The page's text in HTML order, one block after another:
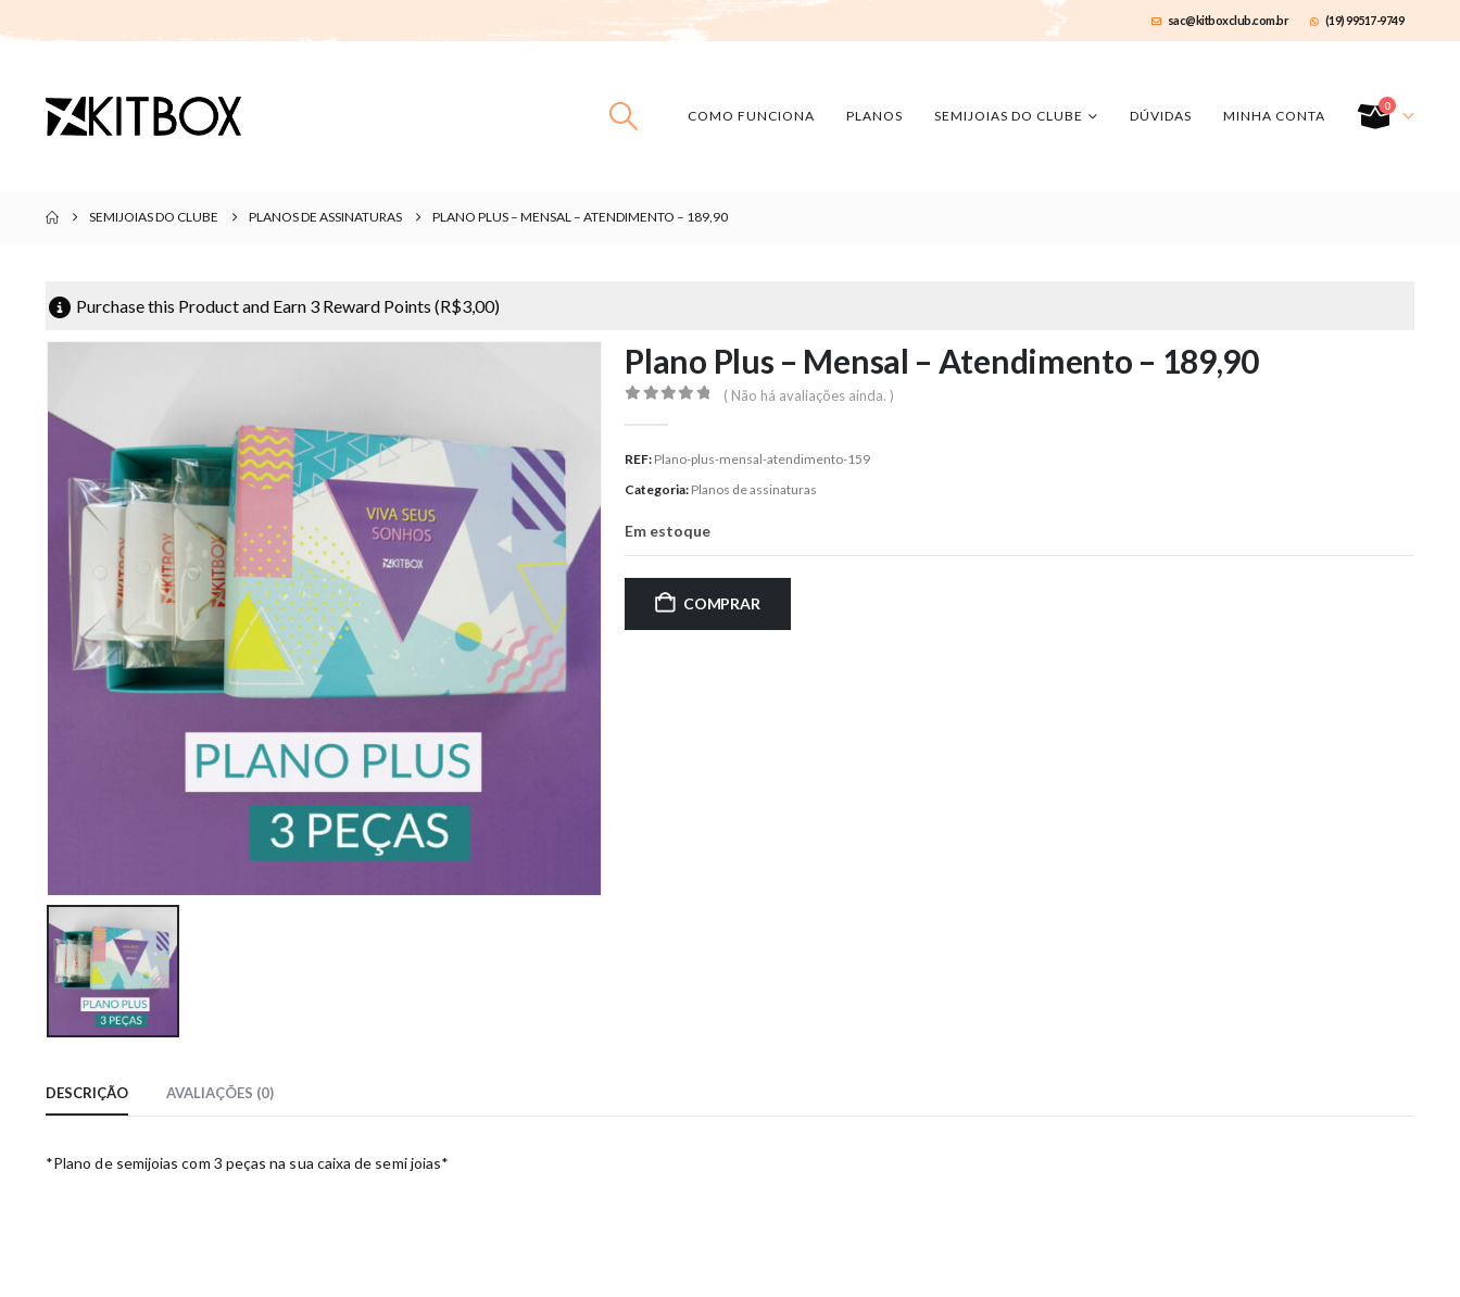
sac@kitboxclub.com.br (19) 99517-9749
COMO FUNCIONA PLANOS SEMIJOIAS DO CLUBE DÚVIDAS MINHA CONTA
0
SEMIJOIAS DO CLUBE PLANOS DE ASSINATURAS PLANO PLUS – MENSAL – ATENDIMENTO – 189,90
Purchase this Product and Earn 3 Reward Points (R$3,00)
Plano Plus – Mensal – Atendimento – 189,90
( Não há avaliações ainda. )
REF: Plano-plus-mensal-atendimento-159
Categoria: Planos de assinaturas
Em estoque
COMPRAR
DESCRIÇÃO AVALIAÇÕES (0)
*Plano de semijoias com 3 peças na sua caixa de semi joias*